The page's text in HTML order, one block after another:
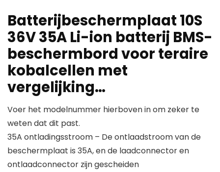
Batterijbeschermplaat 10S
36V 35A Li-ion batterij BMS-
beschermbord voor teraire
kobalcellen met
vergelijking…
Voer het modelnummer hierboven in om zeker te
weten dat dit past.
35A ontladingsstroom – De ontlaadstroom van de
beschermplaat is 35A, en de laadconnector en
ontlaadconnector zijn gescheiden